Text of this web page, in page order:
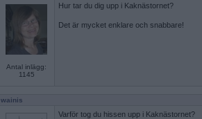
Antal inlägg:
1145
Hur tar du dig upp i Kaknästornet?
Det är mycket enklare och snabbare!
wainis
Varför tog du hissen upp i Kaknästornet?